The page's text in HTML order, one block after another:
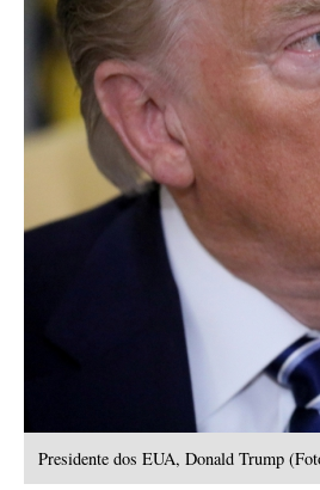
Presidente dos EUA, Donald Trump